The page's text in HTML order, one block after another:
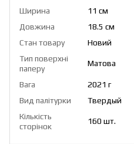
Ширина
11 см
Довжина
18.5 см
Стан товару
Новий
Тип поверхні
паперу
Матова
Вага
2021 г
Вид палітурки
Твердый
Кількість
сторінок
160 шт.